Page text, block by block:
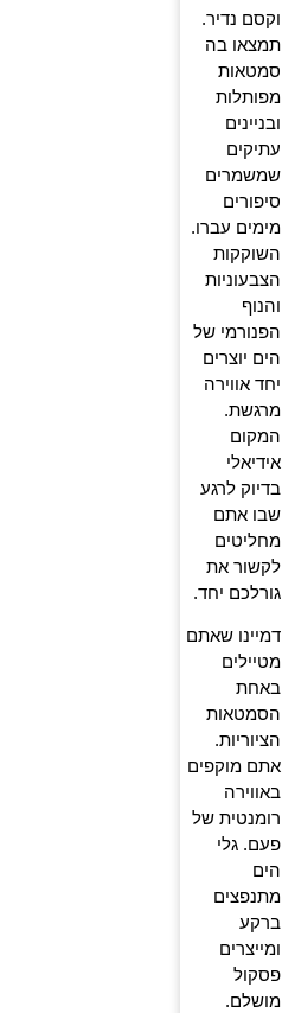
וקסם נדיר.
תמצאו בה
סמטאות
מפותלות
ובניינים
עתיקים
שמשמרים
סיפורים
מימים עברו.
השוקקות
הצבעוניות
והנוף
הפנורמי של
הים יוצרים
יחד אווירה
מרגשת.
המקום
אידיאלי
בדיוק לרגע
שבו אתם
מחליטים
לקשור את
גורלכם יחד.
דמיינו שאתם
מטיילים
באחת
הסמטאות
הציוריות.
אתם מוקפים
באווירה
רומנטית של
פעם. גלי
הים
מתנפצים
ברקע
ומייצרים
פסקול
מושלם.